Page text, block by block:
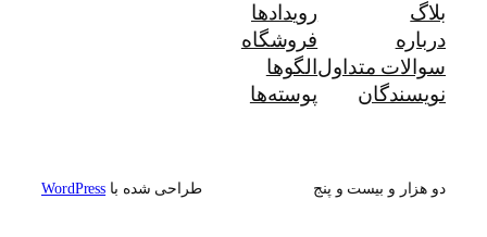
بلاگ
درباره
سوالات متداول
نویسندگان
رویدادها
فروشگاه
الگوها
پوسته‌ها
دو هزار و بیست و پنج طراحی شده با WordPress